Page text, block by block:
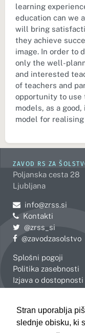
Stran uporablja
slednje obisku, ki
learning
education can we
will bring
they achieve
image. In order to
only the well-
and interested
of teachers and
opportunity to use
models, as a
model for
ZAVOD RS ZA
Poljanska cesta 28
Ljubljana
Pošljite e-mail na
info@zrss.si
Kontakti
Pojdite na Twitter:
@zrss_si
Pojdite na Facebook:
@zavodzasolstvo
Splošni pogoji
Politika zasebnosti
Izjava o dostopnosti
Celje
Koper